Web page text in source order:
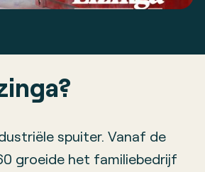
spuiter. Vanaf de
groeide het familiebedrijf